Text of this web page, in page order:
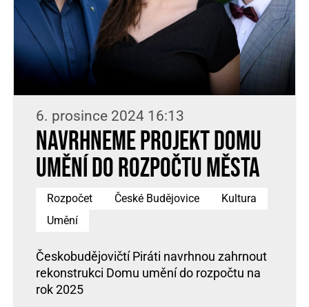
6. prosince 2024 16:13
Navrhneme projekt Domu
umění do rozpočtu města
Rozpočet České Budějovice
Kultura
Umění
Českobudějovičtí Piráti navrhnou zahrnout
rekonstrukci Domu umění do rozpočtu na
rok 2025